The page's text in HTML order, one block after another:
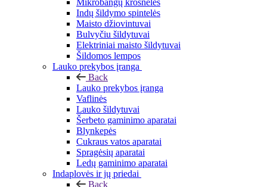
Mikrobangų krosnelės
Indų šildymo spintelės
Maisto džiovintuvai
Bulvyčiu šildytuvai
Elektriniai maisto šildytuvai
Šildomos lempos
Lauko prekybos įranga
Back
Lauko prekybos įranga
Vaflinės
Lauko šildytuvai
Šerbeto gaminimo aparatai
Blynkepės
Cukraus vatos aparatai
Spragėsių aparatai
Ledų gaminimo aparatai
Indaplovės ir jų priedai
Back